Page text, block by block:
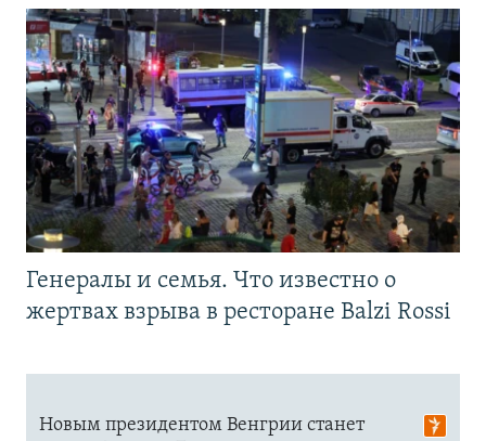
Генералы и семья. Что известно о
жертвах взрыва в ресторане Balzi Rossi